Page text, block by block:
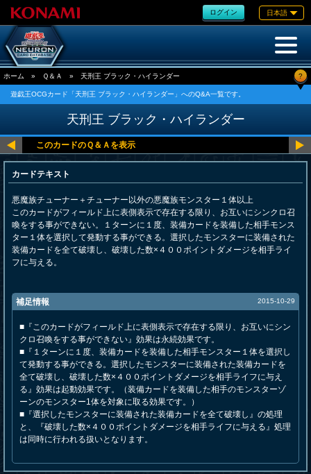
ログイン 日本語
ホーム » Ｑ＆Ａ » 天刑王 ブラック・ハイランダー ?
遊戯王OCGカード「天刑王 ブラック・ハイランダー」へのQ&A一覧です。
天刑王 ブラック・ハイランダー
カードテキスト
悪魔族チューナー＋チューナー以外の悪魔族モンスター１体以上
このカードがフィールド上に表側表示で存在する限り、お互いにシンクロ召
喚をする事ができない。１ターンに１度、装備カードを装備した相手モンス
ター１体を選択して発動する事ができる。選択したモンスターに装備された
装備カードを全て破壊し、破壊した数×４００ポイントダメージを相手ライ
フに与える。
補足情報 2015-10-29
■『このカードがフィールド上に表側表示で存在する限り、お互いにシン
クロ召喚をする事ができない』効果は永続効果です。
■『１ターンに１度、装備カードを装備した相手モンスター１体を選択し
て発動する事ができる。選択したモンスターに装備された装備カードを
全て破壊し、破壊した数×４００ポイントダメージを相手ライフに与え
る』効果は起動効果です。（装備カードを装備した相手のモンスターゾ
ーンのモンスター1体を対象に取る効果です。）
■『選択したモンスターに装備された装備カードを全て破壊し』の処理
と、『破壊した数×４００ポイントダメージを相手ライフに与える』処理
は同時に行われる扱いとなります。